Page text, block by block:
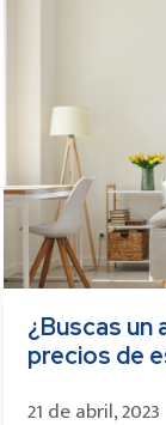
¿Buscas un
precios de
21 de abril, 2023